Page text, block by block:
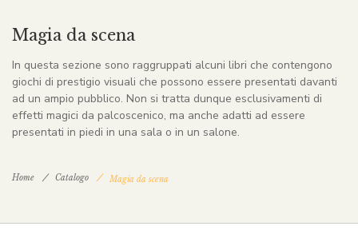
Magia da scena
In questa sezione sono raggruppati alcuni libri che contengono
giochi di prestigio visuali che possono essere presentati davanti
ad un ampio pubblico. Non si tratta dunque esclusivamenti di
effetti magici da palcoscenico, ma anche adatti ad essere
presentati in piedi in una sala o in un salone.
Home Catalogo Magia da scena